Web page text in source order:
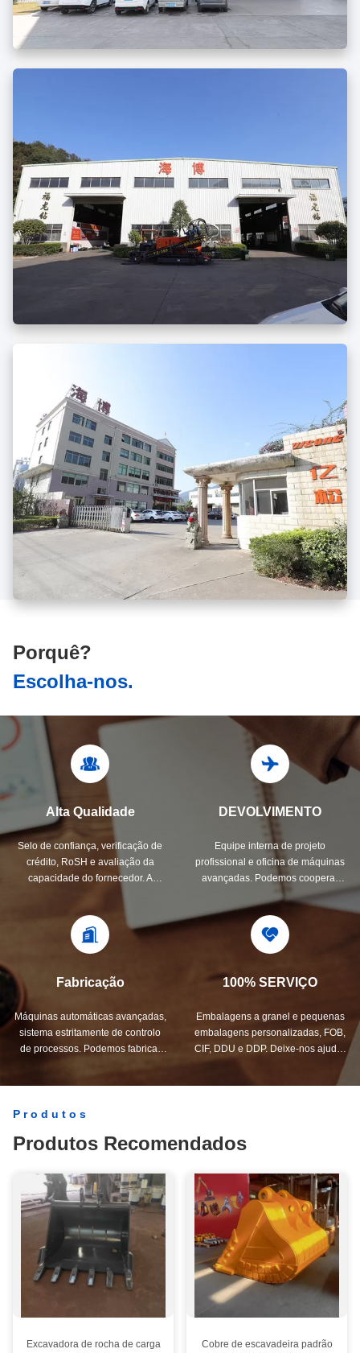
Porquê?
Escolha-nos.
Alta Qualidade
Selo de confiança, verificação de
crédito, RoSH e avaliação da
capacidade do fornecedor. A
laboratório de teste profissional.
DEVOLVIMENTO
Equipe interna de projeto
profissional e oficina de máquinas
avançadas. Podemos cooperar
para desenvolver os produtos de
que necessita.
Fabricação
Máquinas automáticas avançadas,
sistema estritamente de controlo
de processos. Podemos fabricar
100% SERVIÇO
Embalagens a granel e pequenas
embalagens personalizadas, FOB,
CIF, DDU e DDP. Deixe-nos ajudá-
para todas as suas preocupações.
Produtos
Produtos Recomendados
Excavadora de rocha de carga
Cobre de escavadeira padrão